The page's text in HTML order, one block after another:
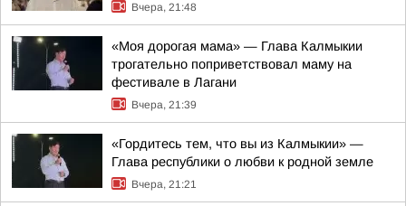
Вчера, 21:48
«Моя дорогая мама» — Глава Калмыкии
трогательно поприветствовал маму на
фестивале в Лагани
Вчера, 21:39
«Гордитесь тем, что вы из Калмыкии» —
Глава республики о любви к родной земле
Вчера, 21:21